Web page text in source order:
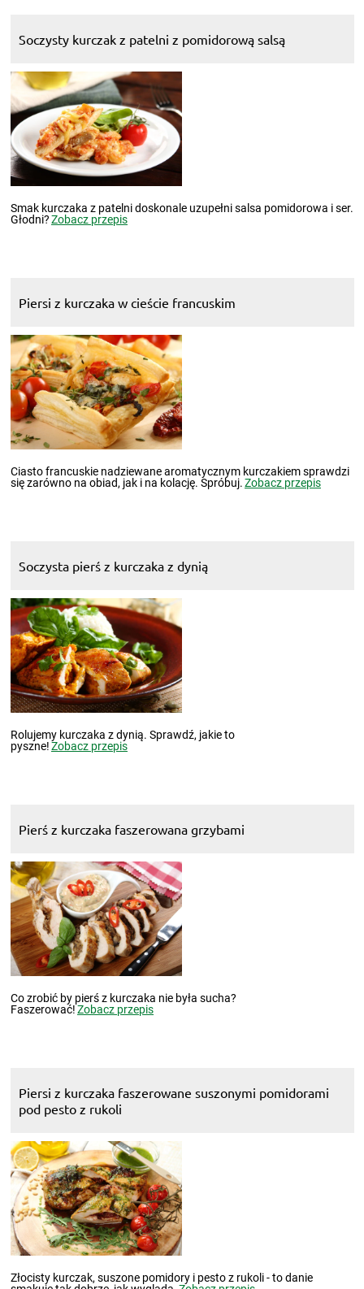
Soczysty kurczak z patelni z pomidorową salsą
Smak kurczaka z patelni doskonale uzupełni salsa pomidorowa i ser.
Głodni?Zobacz przepis
Piersi z kurczaka w cieście francuskim
Ciasto francuskie nadziewane aromatycznym kurczakiem sprawdzi
się zarówno na obiad, jak i na kolację. Spróbuj.Zobacz przepis
Soczysta pierś z kurczaka z dynią
Rolujemy kurczaka z dynią. Sprawdź, jakie to
pyszne!Zobacz przepis
Pierś z kurczaka faszerowana grzybami
Co zrobić by pierś z kurczaka nie była sucha?
Faszerować!Zobacz przepis
Piersi z kurczaka faszerowane suszonymi pomidorami
pod pesto z rukoli
Złocisty kurczak, suszone pomidory i pesto z rukoli - to danie